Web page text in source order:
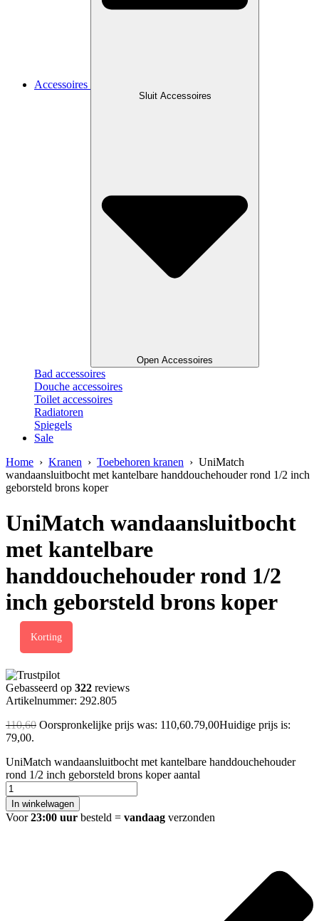
Accessoires
Sluit Accessoires
Open Accessoires
Bad accessoires
Douche accessoires
Toilet accessoires
Radiatoren
Spiegels
Sale
Home › Kranen › Toebehoren kranen › UniMatch
wandaansluitbocht met kantelbare handdouchehouder rond 1/2 inch
geborsteld brons koper
UniMatch wandaansluitbocht
met kantelbare
handdouchehouder rond 1/2
inch geborsteld brons koper
Korting
Gebasseerd op 322 reviews
Artikelnummer: 292.805
110,60 Oorspronkelijke prijs was: 110,60.79,00Huidige prijs is:
79,00.
UniMatch wandaansluitbocht met kantelbare handdouchehouder
rond 1/2 inch geborsteld brons koper aantal
In winkelwagen
Voor23:00 uur besteld = vandaag verzonden